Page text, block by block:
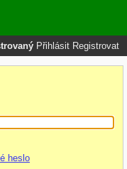
Přihlásit Registrovat
heslo